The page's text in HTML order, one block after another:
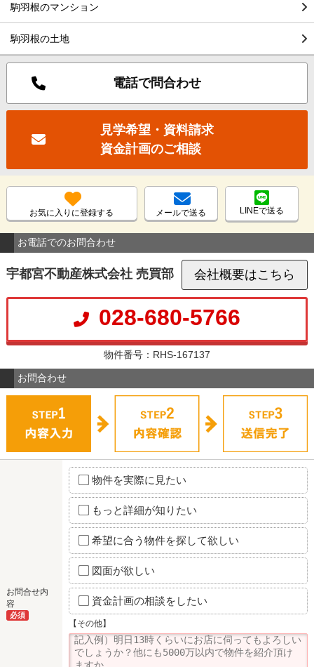
駒羽根のマンション
駒羽根の土地
電話で問合わせ
見学希望・資料請求
資金計画のご相談
お気に入りに登録する メールで送る LINEで送る
お電話でのお問合わせ
宇都宮不動産株式会社 売買部 会社概要はこちら
028-680-5766
物件番号：RHS-167137
お問合わせ
お問合せ内
容
必須
物件を実際に見たい
もっと詳細が知りたい
希望に合う物件を探して欲しい
図面が欲しい
資金計画の相談をしたい
【その他】